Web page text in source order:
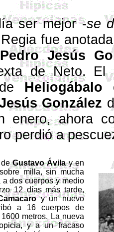
ser mejor -se
fue
Pedro Jesús
de Neto. El
deHeliogábalo
González
enero, ahora
perdió a
deGustavo Ávilay en
milla, sin mucha
dos cuerpos y medio
12 días más tar­de,
y un nuevo
a 16 cuerpos de
1600 metros. La nueva
y a un fracaso